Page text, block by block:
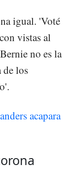
igual. 'Voté
vistas al
no es la
de los
acapara